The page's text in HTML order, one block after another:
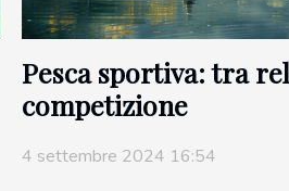
Pesca sportiva: tra
competizione
4 settembre 2024 16:54